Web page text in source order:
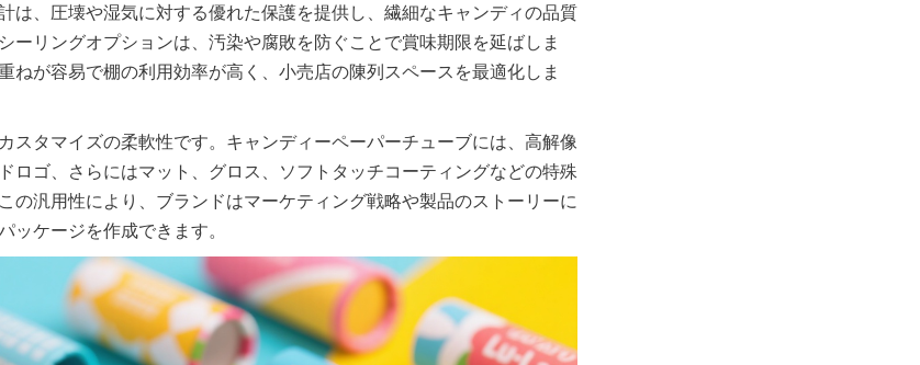
は、圧壊や湿気に対する優れた保護を提供し、繊細なキャンディの品質
ーリングオプションは、汚染や腐敗を防ぐことで賞味期限を延ばしま
ねが容易で棚の利用効率が高く、小売店の陳列スペースを最適化しま
スタマイズの柔軟性です。キャンディーペーパーチューブには、高解像
ロゴ、さらにはマット、グロス、ソフトタッチコーティングなどの特殊
の汎用性により、ブランドはマーケティング戦略や製品のストーリーに
ッケージを作成できます。